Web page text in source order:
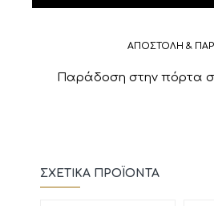
ΑΠΟΣΤΟΛΗ &
Παράδοση στην πόρτα
ΣΧΕΤΙΚΆ ΠΡΟΪΌΝΤΑ